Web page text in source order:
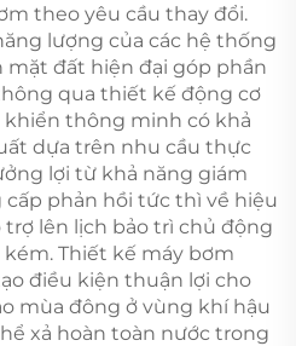
theo yêu cầu thay đổi.
lượng của các hệ thống
đất hiện đại góp phần
qua thiết kế động cơ
thông minh có khả
dựa trên nhu cầu thực
lợi từ khả năng giám
phản hồi tức thì về hiệu
lên lịch bảo trì chủ động
Thiết kế máy bơm
điều kiện thuận lợi cho
mùa đông ở vùng khí hậu
xả hoàn toàn nước trong